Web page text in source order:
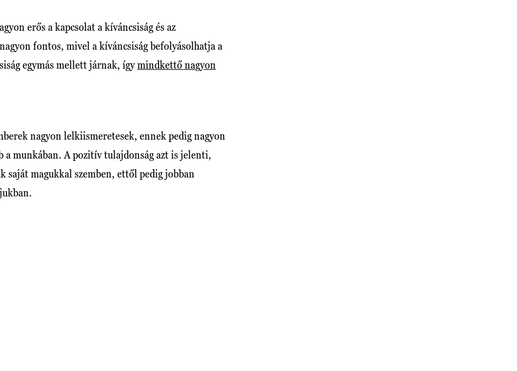
erős a kapcsolat a kíváncsiság és az
fontos, mivel a kíváncsiság befolyásolhatja a
egymás mellett járnak, ígymindkettő nagyon
nagyon lelkiismeretesek, ennek pedig nagyon
a munkában. A pozitív tulajdonság azt is jelenti,
saját magukkal szemben, ettől pedig jobban